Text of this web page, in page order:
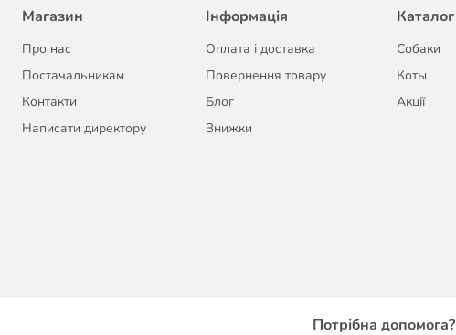
Магазин
Про нас
Постачальникам
Контакти
Написати директору
Інформація
Оплата і доставка
Повернення товару
Блог
Знижки
Каталог
Собаки
Коты
Акції
Потрібна допомога?